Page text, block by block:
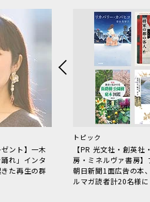
ント】一木
れ」インタ
た再生の群
トピック
【PR 光文社・創英社
房・ミネルヴァ書房】
朝日新聞1面広告の本
ルマガ読者計20名様に